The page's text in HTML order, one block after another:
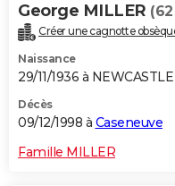
George MILLER
Créer une cagnotte
Naissance
29/11/1936 à
Décès
09/12/1998 à Caseneuve
Famille MILLER